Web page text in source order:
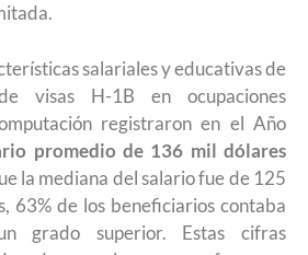
salariales y educativas de
visas H-1B en ocupaciones
registraron en el Año
promedio de 136 mil dólares
la mediana del salario fue de 125
63% de los beneficiarios contaba
grado superior. Estas cifras